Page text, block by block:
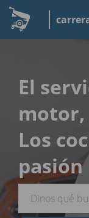
El
motor,
Los
pasión